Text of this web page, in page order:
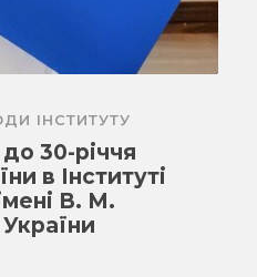
ІНСТИТУТУ
30-річчя
в Інституті
В. М.